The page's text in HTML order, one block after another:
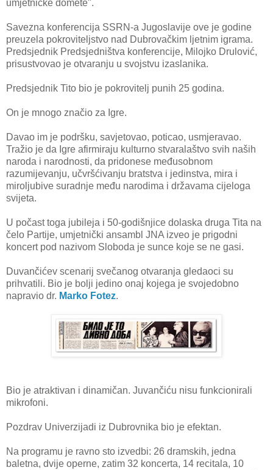
umjetničke domete".
Savezna konferencija SSRN-a Jugoslavije ove je godine
preuzela pokroviteljstvo nad Dubrovačkim ljetnim igrama.
Predsjednik Predsjedništva konferencije, Milojko Drulović,
prisustvovao je otvaranju u svojstvu izaslanika.
Predsjednik Tito bio je pokrovitelj punih 25 godina.
On je mnogo značio za Igre.
Davao im je podršku, savjetovao, poticao, usmjeravao.
Tražio je da Igre afirmiraju kulturno stvaralaštvo svih naših
naroda i narodnosti, da pridonese međusobnom
razumijevanju, učvršćivanju bratstva i jedinstva, mira i
miroljubive suradnje među narodima i državama cijeloga
svijeta.
U počast toga jubileja i 50-godišnjice dolaska druga Tita na
čelo Partije, umjetnički ansambl JNA izveo je prigodni
koncert pod nazivom Sloboda je sunce koje se ne gasi.
Duvančićev scenarij svečanog otvaranja gledaoci su
prihvatili. Bio je bolji jedino onaj kojega je svojedobno
napravio dr. Marko Fotez.
Bio je atraktivan i dinamičan. Juvančiću nisu funkcionirali
mikrofoni.
Pozdrav Univerzijadi iz Dubrovnika bio je efektan.
Na programu je ravno sto izvedbi: 26 dramskih, jedna
baletna, dvije operne, zatim 32 koncerta, 14 recitala, 10